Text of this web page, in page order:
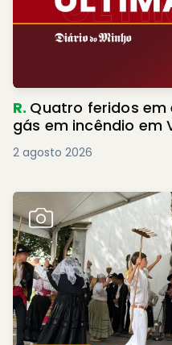
R. Quatro feridos
gás em incêndio em
2 agosto 2026